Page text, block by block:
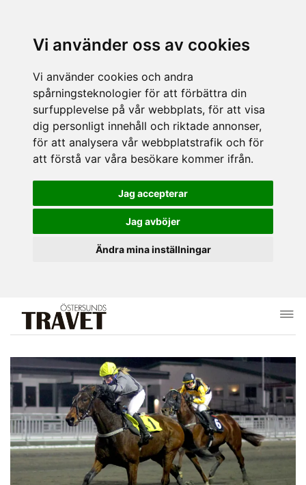
Vi använder oss av cookies
Vi använder cookies och andra
spårningsteknologier för att förbättra din
surfupplevelse på vår webbplats, för att visa
dig personligt innehåll och riktade annonser,
för att analysera vår webbplatstrafik och för
att förstå var våra besökare kommer ifrån.
Jag accepterar
Jag avböjer
Ändra mina inställningar